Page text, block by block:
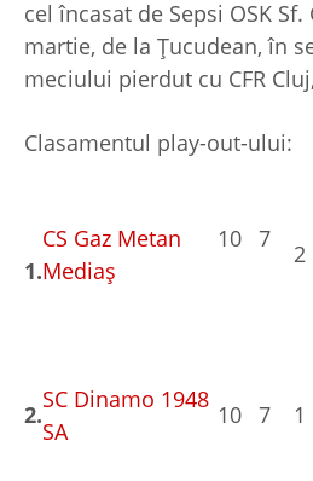
cel încasat de Sepsi OSK
martie, de la Țucudean, în
meciului pierdut cu CFR
Clasamentul play-out-ului:
1.
CS Gaz Metan
Mediaş
10 7
2.
SC Dinamo 1948
SA
10 7 1